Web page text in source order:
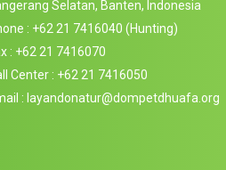
Selatan, Banten, Indonesia
: +62 21 7416040 (Hunting)
: +62 21 7416070
Center : +62 21 7416050
: layandonatur@dompetdhuafa.org